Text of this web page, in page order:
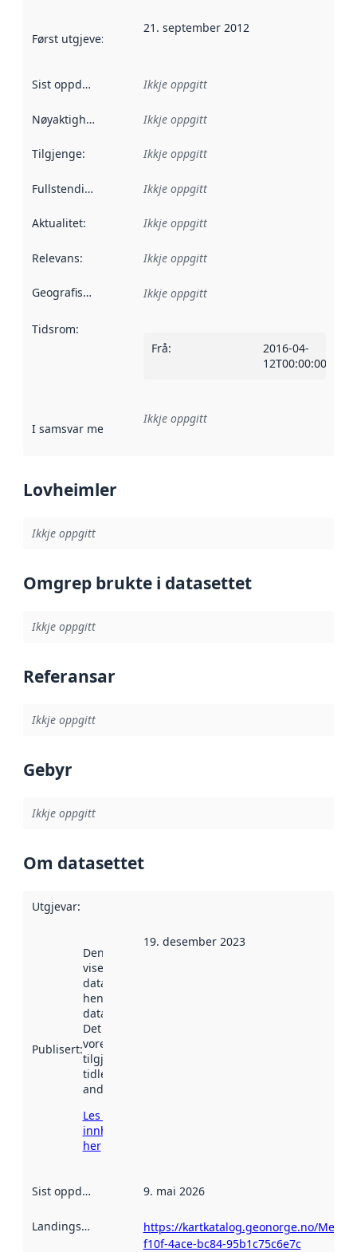
Først utgjeve: Denne datoen seier når dataa i dette
21. september 2012
Sist oppdatert Ikkje oppgitt
Nøyaktigheit Ikkje oppgitt
Tilgjenge: Ikkje oppgitt
Fullstendigheit Ikkje oppgitt
Aktualitet: Ikkje oppgitt
Relevans: Ikkje oppgitt
Geografisk område Ikkje oppgitt
Tidsrom:
Frå:
2016-04-
12T00:00:00Z
I samsvar med Referanse til ei implementeringsregel eller
Ikkje oppgitt
Lovheimler
Ikkje oppgitt
Omgrep brukte i datasettet
Ikkje oppgitt
Referansar
Ikkje oppgitt
Gebyr
Ikkje oppgitt
Om datasettet
Utgjevar:
Publisert:
Denne datoen
viser når
datasettet vart
henta inn av
data.norge.no.
Det kan ha
vore
tilgjengeleg
tidlegare
andre stader.
Les meir om
innhenting
her
19. desember 2023
Sist oppdatert 9. mai 2026
Landingsside
https://kartkatalog.geonorge.no/
f10f-4ace-bc84-95b1c75c6e7c